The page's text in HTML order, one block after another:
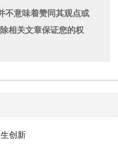
不意味着赞同其观点或
相关文章保证您的权
创新